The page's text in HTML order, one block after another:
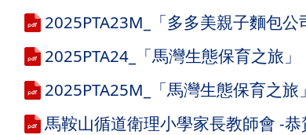
2025PTA23M_「多多美親子麵包
2025PTA24_「馬灣生態保育之旅」
2025PTA25M_「馬灣生態保育之旅」
馬鞍山循道衛理小學家長教師會 -恭